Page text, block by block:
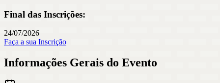
Final das Inscrições:
24/07/2026
Faça a sua Inscrição
Informações Gerais do Evento